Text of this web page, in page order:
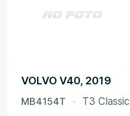
VOLVO V40, 2019
MB4154T T3 Classic